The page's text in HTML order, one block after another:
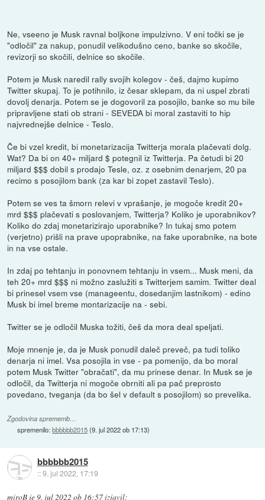
Ne, vseeno je Musk ravnal boljkone impulzivno. V eni točki se je
"odločil" za nakup, ponudil velikodušno ceno, banke so skočile,
revizorji so skočili, delnice so skočile.
Potem je Musk naredil rally svojih kolegov - češ, dajmo kupimo
Twitter skupaj. To je potihnilo, iz česar sklepam, da ni uspel zbrati
dovolj denarja. Potem se je dogovoril za posojilo, banke so mu bile
pripravljene stati ob strani - SEVEDA bi moral zastaviti to hip
najvrednejše delnice - Teslo.
Če bi vzel kredit, bi monetarizacija Twitterja morala plačevati dolg.
Wat? Da bi on 40+ miljard $ potegnil iz Twitterja. Pa četudi bi 20
miljard $$$ dobil s prodajo Tesle, oz. z osebnim denarjem, 20 pa
recimo s posojilom bank (za kar bi zopet zastavil Teslo).
Potem se ves ta šmorn relevi v vprašanje, je mogoče kredit 20+
mrd $$$ plačevati s poslovanjem, Twitterja? Koliko je uporabnikov?
Koliko do zdaj monetarizirajo uporabnike? In tukaj smo potem
(verjetno) prišli na prave upoprabnike, na fake uporabnike, na bote
in na vse ostale.
In zdaj po tehtanju in ponovnem tehtanju in vsem... Musk meni, da
teh 20+ mrd $$$ ni možno zaslužiti s Twitterjem samim. Twitter deal
bi prinesel vsem vse (manageentu, dosedanjim lastnikom) - edino
Musk bi imel breme montarizacije na - sebi.
Twitter se je odločil Muska tožiti, češ da mora deal speljati.
Moje mnenje je, da je Musk ponudil daleč preveč, pa tudi toliko
denarja ni imel. Vsa posojila in vse - pa pomenijo, da bo moral
potem Musk Twitter "obračati", da mu prinese denar. In Musk se je
odločil, da Twitterja ni mogoče obrniti ali pa pač preprosto
povedano, tveganja (da bo šel v default s posojilom) so prevelika.
Zgodovina sprememb…
spremenilo:bbbbbb2015(9. jul 2022 ob 17:13)
bbbbbb2015
::9. jul 2022, 17:19
miroB je9. jul 2022 ob 16:57izjavil: